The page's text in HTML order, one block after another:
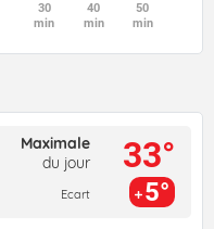
30
min
40
min
50
min
Maximale
du jour
Ecart
33°
5°